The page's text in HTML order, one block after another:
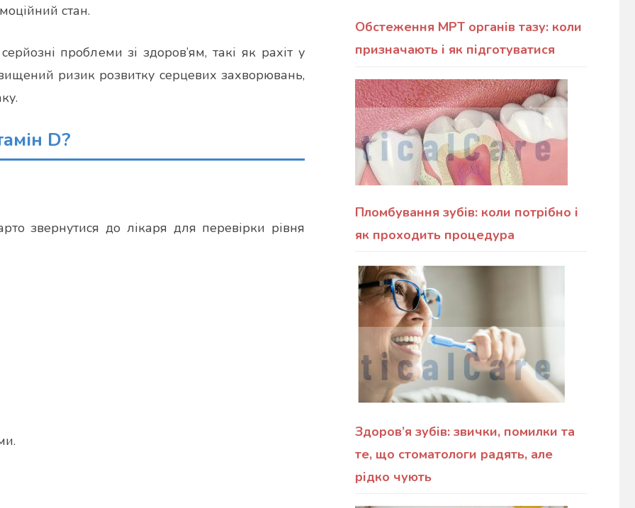
стан.
проблеми зі здоров’ям, такі як рахіт у
ризик розвитку серцевих захворювань,
D?
звернутися до лікаря для перевірки рівня
Обстеження МРТ органів тазу: коли
призначають і як підготуватися
Пломбування зубів: коли потрібно і
як проходить процедура
Здоров’я зубів: звички, помилки та
те, що стоматологи радять, але
рідко чують